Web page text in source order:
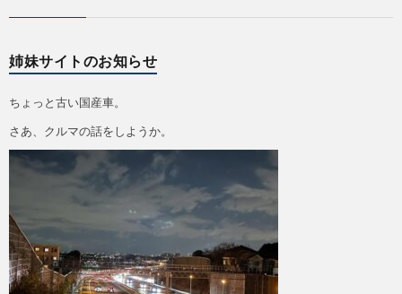
姉妹サイトのお知らせ
ちょっと古い国産車。
さあ、クルマの話をしようか。